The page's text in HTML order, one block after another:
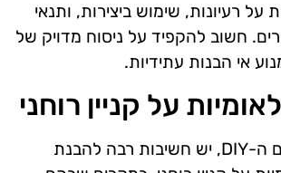
רעיונות, שימוש ביצירות, ותנאי
חשוב להקפיד על ניסוח מדויק של
אי הבנות עתידיות.
על קניין רוחני
עבור יזמים בתחום ה-DIY, יש חשיבות רבה להבנת